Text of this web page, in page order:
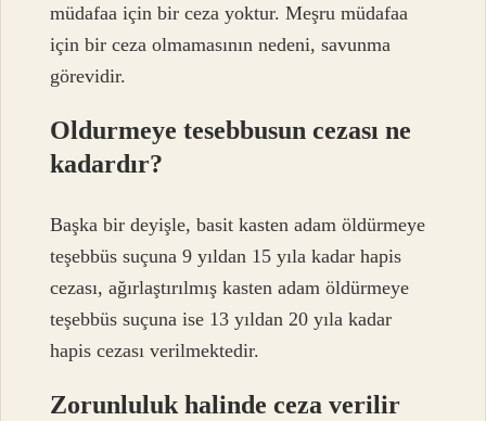
müdafaa için bir ceza yoktur. Meşru müdafaa
için bir ceza olmamasının nedeni, savunma
görevidir.
Oldurmeye tesebbusun cezası ne
kadardır?
Başka bir deyişle, basit kasten adam öldürmeye
teşebbüs suçuna 9 yıldan 15 yıla kadar hapis
cezası, ağırlaştırılmış kasten adam öldürmeye
teşebbüs suçuna ise 13 yıldan 20 yıla kadar
hapis cezası verilmektedir.
Zorunluluk halinde ceza verilir